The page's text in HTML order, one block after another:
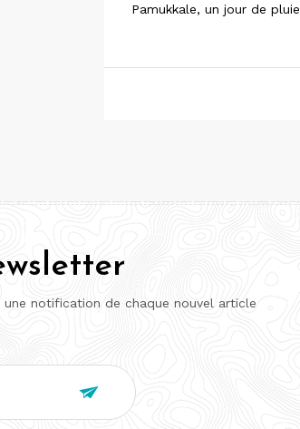
Pamukkale, un jour de pluie
notification de chaque nouvel article
